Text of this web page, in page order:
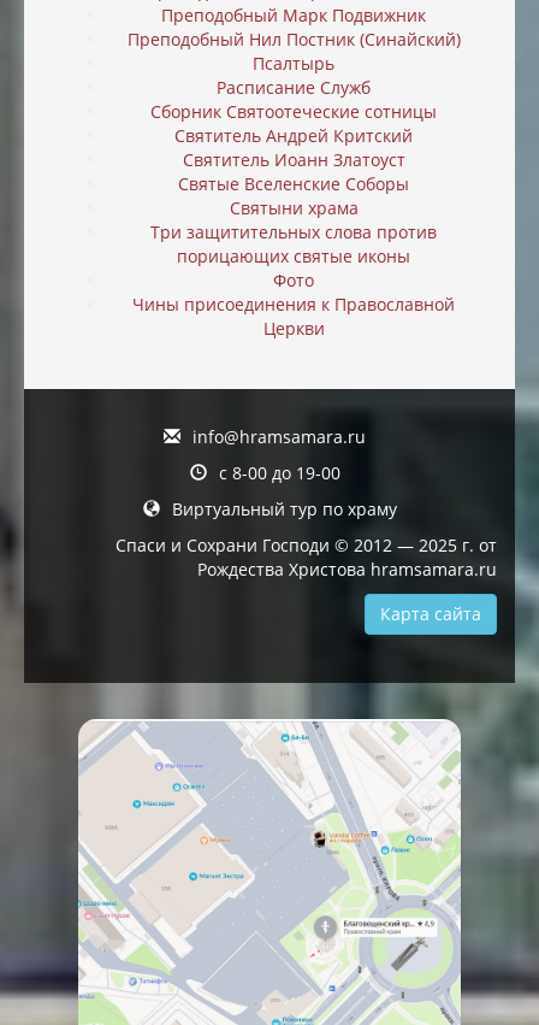
Преподобный Марк Подвижник
Преподобный Нил Постник (Синайский)
Псалтырь
Расписание Служб
Сборник Святоотеческие сотницы
Святитель Андрей Критский
Святитель Иоанн Златоуст
Святые Вселенские Соборы
Святыни храма
Три защитительных слова против
порицающих святые иконы
Фото
Чины присоединения к Православной
Церкви
info@hramsamara.ru
с 8-00 до 19-00
Виртуальный тур по храму
Спаси и Сохрани Господи © 2012 — 2025 г. от
Рождества Христова hramsamara.ru
Карта сайта